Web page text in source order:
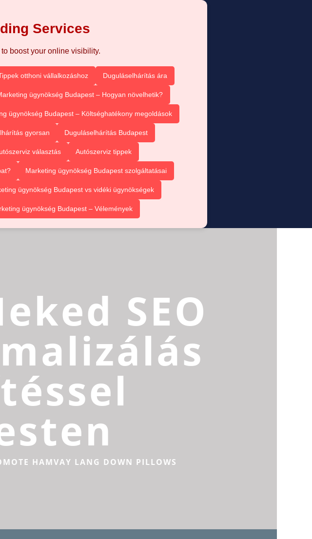
Services
boost your online visibility.
otthoni vállalkozáshoz Duguláselhárítás ára
ügynökség Budapest – Hogyan növelhetik?
ügynökség Budapest – Költséghatékony megoldások
gyorsan Duguláselhárítás Budapest
választás Autószerviz tippek
Marketing ügynökség Budapest szolgáltatásai
ügynökség Budapest vs vidéki ügynökségek
ügynökség Budapest – Vélemények
SEO
HAMVAY LANG DOWN PILLOWS